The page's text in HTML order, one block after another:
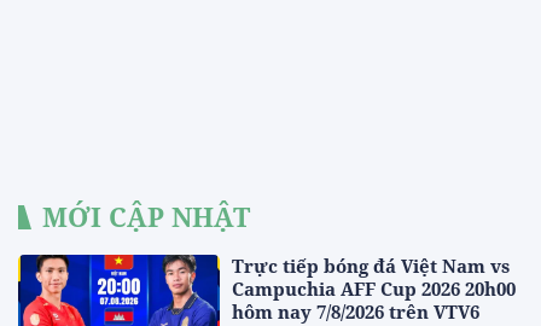
MỚI CẬP NHẬT
Trực tiếp bóng đá Việt Nam vs
Campuchia AFF Cup 2026 20h00
hôm nay 7/8/2026 trên VTV6